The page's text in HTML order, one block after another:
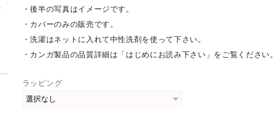
・後半の写真はイメージです。
・カバーのみの販売です。
・洗濯はネットに入れて中性洗剤を使って下さい。
・カンガ製品の品質詳細は「はじめにお読み下さい」をご覧ください。
ラッピング